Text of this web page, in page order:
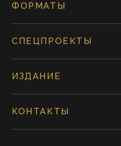
ФОРМАТЫ
СПЕЦПРОЕКТЫ
ИЗДАНИЕ
КОНТАКТЫ